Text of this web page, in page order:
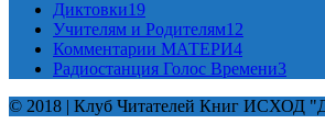
Диктовки19
Учителям и Родителям12
Комментарии МАТЕРИ4
Радиостанция Голос Времени3
© 2018 | Клуб Читателей Книг ИСХОД